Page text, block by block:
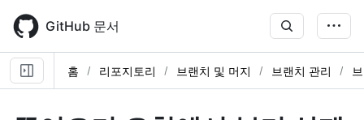
main
content
GitHub 문서
홈 리포지토리 브랜치 및 머지 브랜치 관리